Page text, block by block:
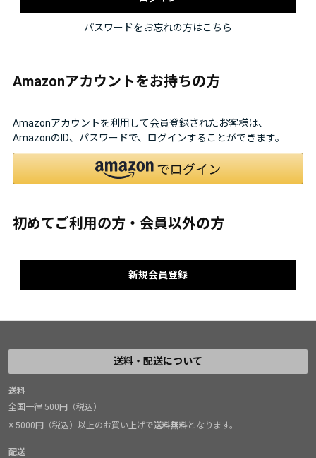
パスワードをお忘れの方はこちら
Amazonアカウントをお持ちの方
Amazonアカウントを利用して会員登録されたお客様は、
AmazonのID、パスワードで、ログインすることができます。
初めてご利用の方・会員以外の方
送料・配送について
送料
全国一律 500円（税込）
※ 5000円（税込）以上のお買い上げで送料無料となります。
配送